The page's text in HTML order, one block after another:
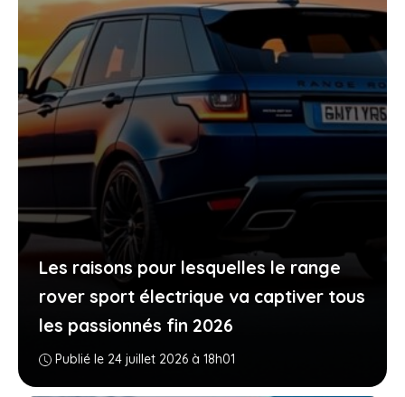
Les raisons pour lesquelles le range
rover sport électrique va captiver tous
les passionnés fin 2026
Publié le 24 juillet 2026 à 18h01